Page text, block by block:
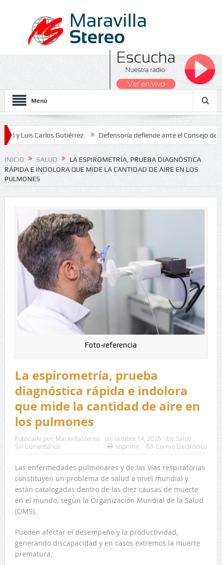
Menú
Gutiérrez Defensoría defiende ante el Consejo de Estado el
2026
INICIO SALUD
LA ESPIROMETRÍA, PRUEBA DIAGNÓSTICA
RÁPIDA E INDOLORA QUE MIDE LA CANTIDAD DE AIRE EN LOS
PULMONES
Foto-referencia
La espirometría, prueba
diagnóstica rápida e indolora
que mide la cantidad de aire en
los pulmones
Publicado por: MaravillaStereo on: octubre 14, 2025 En: Salud
Sin Comentarios
Imprimir Correo Electrónico
Las enfermedades pulmonares y de las vías respiratorias
constituyen un problema de salud a nivel mundial y
están catalogadas dentro de las diez causas de muerte
en el mundo, según la Organización Mundial de la Salud
(OMS).
Pueden afectar el desempeño y la productividad,
generando discapacidad y en casos extremos la muerte
prematura.